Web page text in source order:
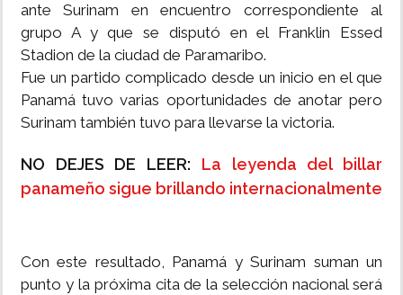
ante Surinam en encuentro correspondiente al
grupo A y que se disputó en el Franklin Essed
Stadion de la ciudad de Paramaribo.
Fue un partido complicado desde un inicio en el que
Panamá tuvo varias oportunidades de anotar pero
Surinam también tuvo para llevarse la victoria.
NO DEJES DE LEER: La leyenda del billar
panameño sigue brillando internacionalmente
Con este resultado, Panamá y Surinam suman un
punto y la próxima cita de la selección nacional será